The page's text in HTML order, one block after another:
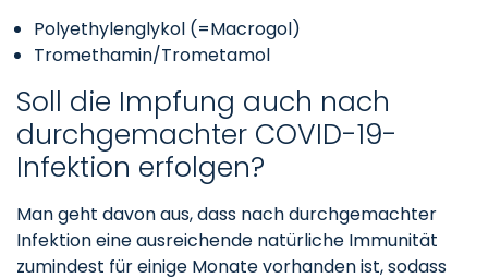
Polyethylenglykol (=Macrogol)
Tromethamin/Trometamol
Soll die Impfung auch nach
durchgemachter COVID-19-
Infektion erfolgen?
Man geht davon aus, dass nach durchgemachter
Infektion eine ausreichende natürliche Immunität
zumindest für einige Monate vorhanden ist, sodass